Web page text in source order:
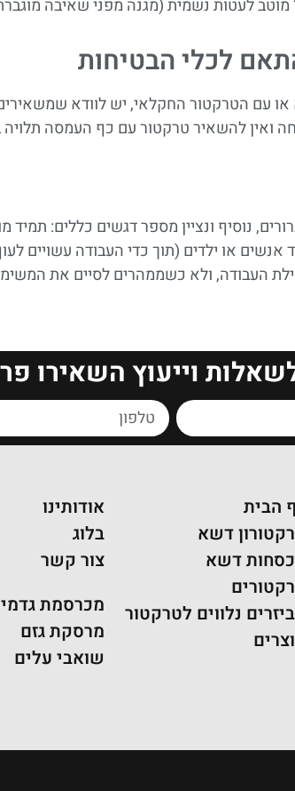
לכלי הבטיחות
עם הטרקטור החקלאי, יש לוודא
ואין להשאיר טרקטור עם כף העמסה תלויה
נוסיף ונציין מספר דגשים כללים:
או ילדים (תוך כדי העבודה עשויים
העבודה, ולא כשממהרים לסיים את
וייעוץ השאירו
הבית
דשא
דשא
נלווים לטרקטור
אודותינו
בלוג
צור קשר
מכרסמת
מרסקת גזם
שואבי עלים